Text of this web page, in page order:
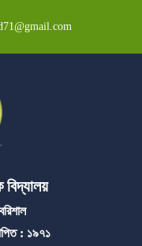
বিদ্যালয়
: ১৯৭১